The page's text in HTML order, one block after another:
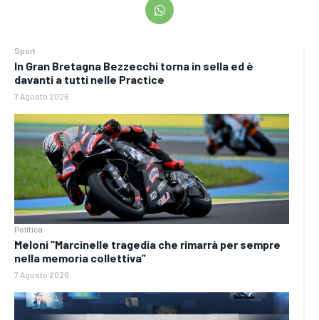
Sport
In Gran Bretagna Bezzecchi torna in sella ed è
davanti a tutti nelle Practice
7 Agosto 2026
Politica
Meloni “Marcinelle tragedia che rimarrà per sempre
nella memoria collettiva”
7 Agosto 2026